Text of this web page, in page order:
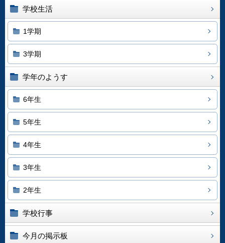
学校生活
1学期
3学期
学年のようす
6年生
5年生
4年生
3年生
2年生
学校行事
今月の掲示板